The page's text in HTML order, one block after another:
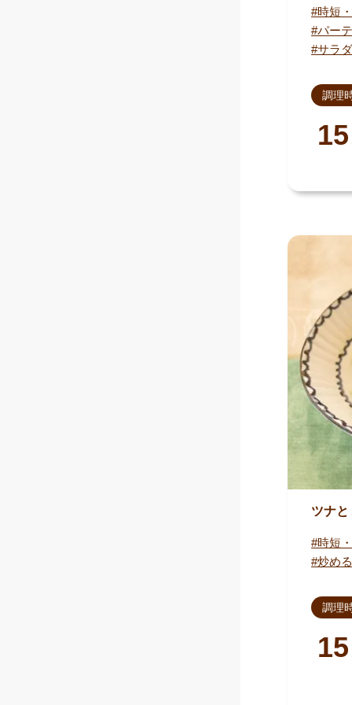
時短
パー
サラダ
調理
15
ツナ
時短
炒める
調理
15